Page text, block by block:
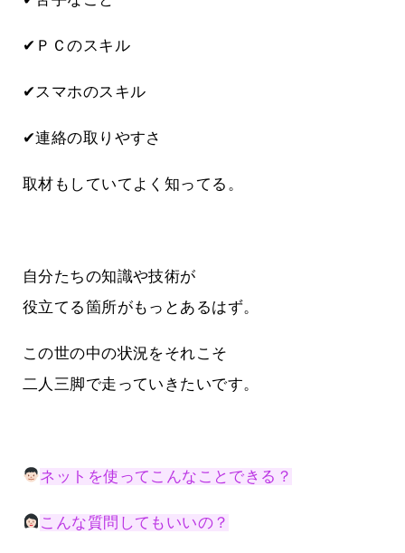
✔ＰＣのスキル
✔スマホのスキル
✔連絡の取りやすさ
取材もしていてよく知ってる。
自分たちの知識や技術が
役立てる箇所がもっとあるはず。
この世の中の状況をそれこそ
二人三脚で走っていきたいです。
ネットを使ってこんなことできる？
こんな質問してもいいの？